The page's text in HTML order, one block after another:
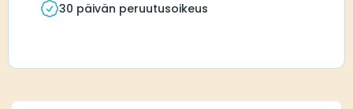
30 päivän peruutusoikeus